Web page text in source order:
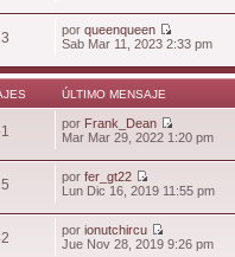
porqueenqueen
Sab Mar 11, 2023 2:33 pm
ÚLTIMO MENSAJE
por Frank_Dean
Mar Mar 29, 2022 1:20 pm
porfer_gt22
Lun Dic 16, 2019 11:55 pm
porionutchircu
Jue Nov 28, 2019 9:26 pm